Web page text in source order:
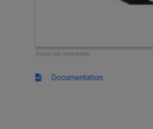
Visuel non contractuel
Documentation